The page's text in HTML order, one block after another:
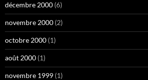
décembre 2000 (6)
novembre 2000 (2)
octobre 2000 (1)
août 2000 (1)
novembre 1999 (1)